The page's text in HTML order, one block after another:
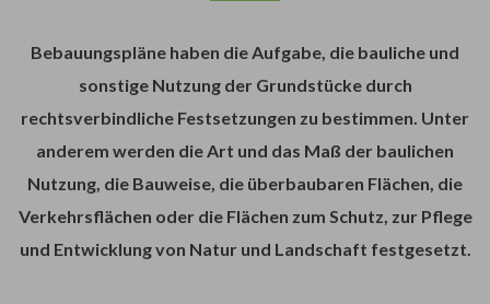
Bebauungspläne haben die Aufgabe, die bauliche und
sonstige Nutzung der Grundstücke durch
rechtsverbindliche Festsetzungen zu bestimmen. Unter
anderem werden die Art und das Maß der baulichen
Nutzung, die Bauweise, die überbaubaren Flächen, die
Verkehrsflächen oder die Flächen zum Schutz, zur Pflege
und Entwicklung von Natur und Landschaft festgesetzt.